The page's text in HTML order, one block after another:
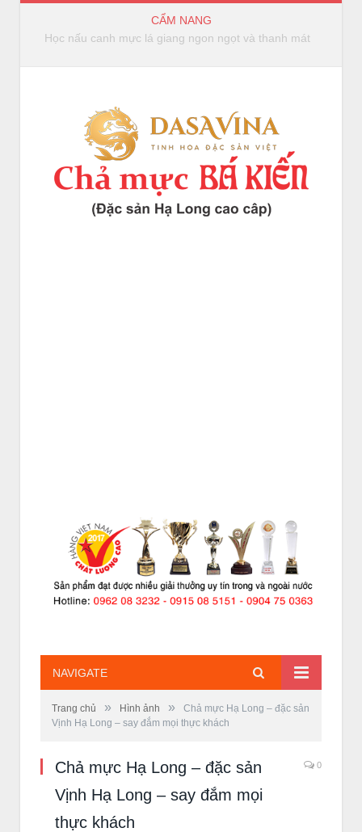
CẨM NANG
Bếp Hồng Ngoại và Bếp Từ Khác Nhau Ở Điểm Nào?
NAVIGATE
Trang chủ » Hình ảnh »
Chả mực Hạ Long – đặc sản
Vịnh Hạ Long – say đắm mọi thực khách
Chả mực Hạ Long – đặc sản
Vịnh Hạ Long – say đắm mọi
thực khách
0